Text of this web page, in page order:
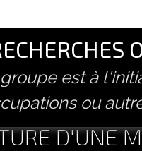
est à
ou
D'UNE